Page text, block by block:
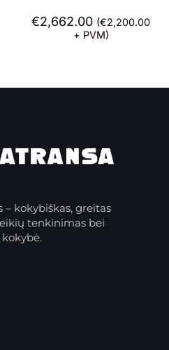
€2,662.00 (€2,200.00
+ PVM)
kokybiškas, greitas
tenkinimas bei